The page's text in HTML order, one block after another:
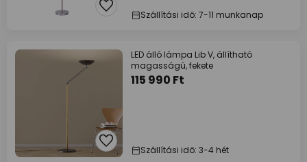
Szállítási idő: 7-11 munkanap
LED álló lámpa Lib V, állítható
magasságú, fekete
115 990 Ft
Szállítási idő: 3-4 hét